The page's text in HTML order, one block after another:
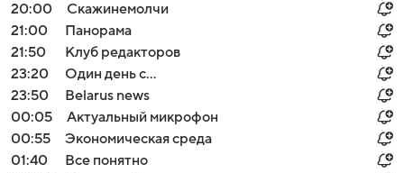
20:00
Скажинемолчи
21:00
Панорама
21:50
Клуб редакторов
23:20
Один день с...
23:50
Belarus news
00:05
Актуальный микрофон
00:55
Экономическая среда
01:40
Все понятно